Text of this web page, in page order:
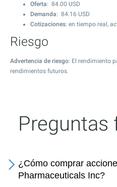
Oferta: 84.00 USD
Demanda: 84.16 USD
Cotizaciones: en tiempo real,
Riesgo
Advertencia de riesgo: El rendimiento
rendimientos futuros.
Preguntas
¿Cómo comprar
Pharmaceuticals Inc?